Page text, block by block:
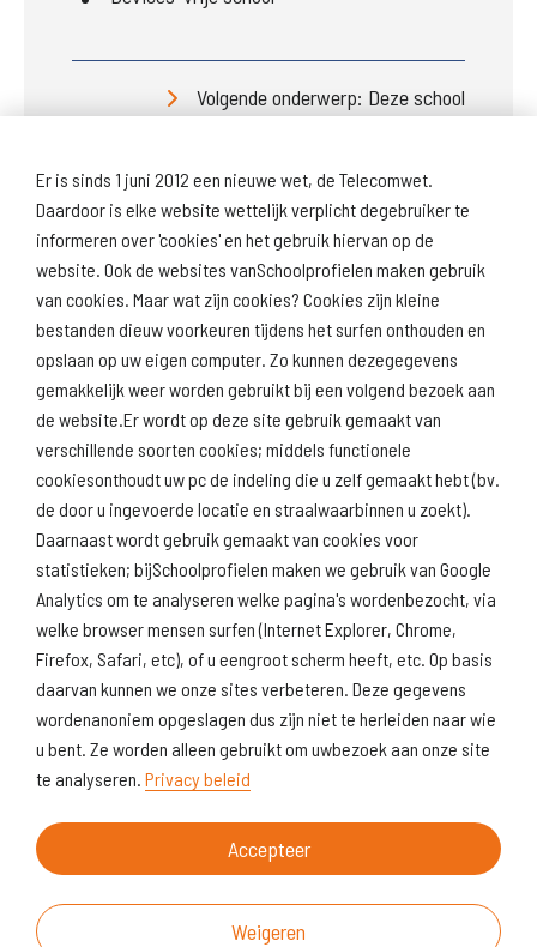
Er is sinds 1 juni 2012 een nieuwe wet, de Telecomwet.
Daardoor is elke website wettelijk verplicht degebruiker te
informeren over 'cookies' en het gebruik hiervan op de
website. Ook de websites vanSchoolprofielen maken gebruik
van cookies. Maar wat zijn cookies? Cookies zijn kleine
bestanden dieuw voorkeuren tijdens het surfen onthouden en
opslaan op uw eigen computer. Zo kunnen dezegegevens
gemakkelijk weer worden gebruikt bij een volgend bezoek aan
de website.Er wordt op deze site gebruik gemaakt van
verschillende soorten cookies; middels functionele
cookiesonthoudt uw pc de indeling die u zelf gemaakt hebt (bv.
de door u ingevoerde locatie en straalwaarbinnen u zoekt).
Daarnaast wordt gebruik gemaakt van cookies voor
statistieken; bijSchoolprofielen maken we gebruik van Google
Analytics om te analyseren welke pagina's wordenbezocht, via
welke browser mensen surfen (Internet Explorer, Chrome,
Firefox, Safari, etc), of u eengroot scherm heeft, etc. Op basis
daarvan kunnen we onze sites verbeteren. Deze gegevens
wordenanoniem opgeslagen dus zijn niet te herleiden naar wie
u bent. Ze worden alleen gebruikt om uwbezoek aan onze site
te analyseren. Privacy beleid
Accepteer
Weigeren
Volgende onderwerp: Deze school
Download
schoolprofiel
Naar
schoolresultaten
Naar scholenopdekaart.nl